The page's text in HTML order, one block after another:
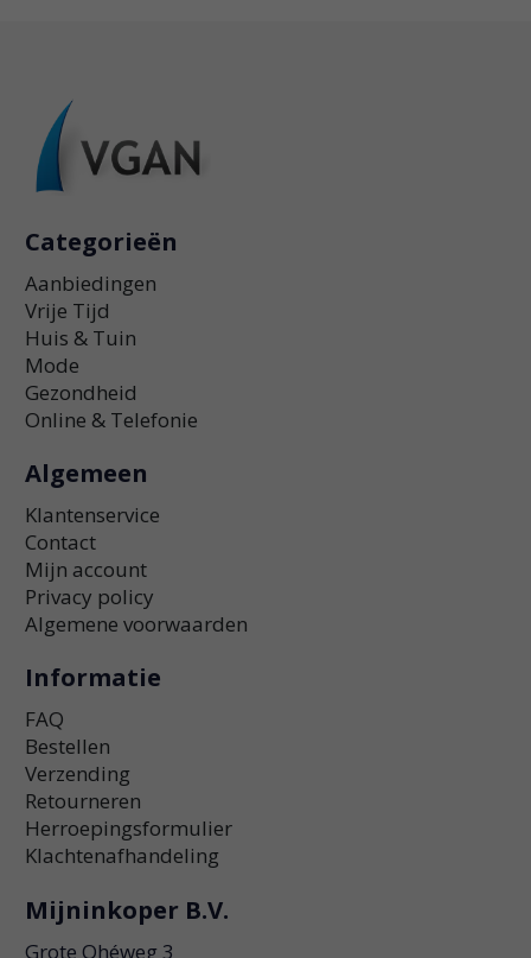
Categorieën
Aanbiedingen
Vrije Tijd
Huis & Tuin
Mode
Gezondheid
Online & Telefonie
Algemeen
Klantenservice
Contact
Mijn account
Privacy policy
Algemene voorwaarden
Informatie
FAQ
Bestellen
Verzending
Retourneren
Herroepingsformulier
Klachtenafhandeling
Mijninkoper B.V.
Grote Ohéweg 3